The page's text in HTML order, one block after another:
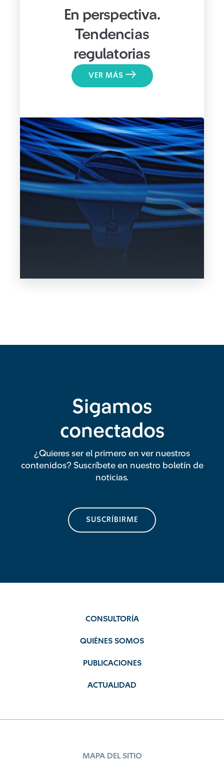
En perspectiva.
Tendencias
regulatorias
VER MÁS
Sigamos
conectados
¿Quieres ser el primero en ver nuestros
contenidos? Suscríbete en nuestro boletín de
noticias.
SUSCRÍBIRME
CONSULTORÍA
QUIÉNES SOMOS
PUBLICACIONES
ACTUALIDAD
MAPA DEL SITIO